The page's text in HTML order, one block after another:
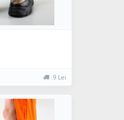
9 Lei